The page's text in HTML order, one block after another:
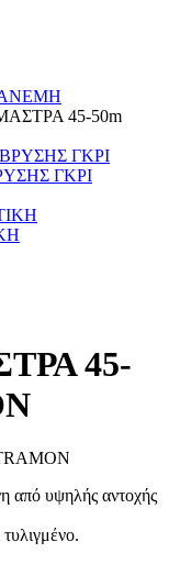
45-50m
ΓΚΡΙ
45-
από υψηλής αντοχής